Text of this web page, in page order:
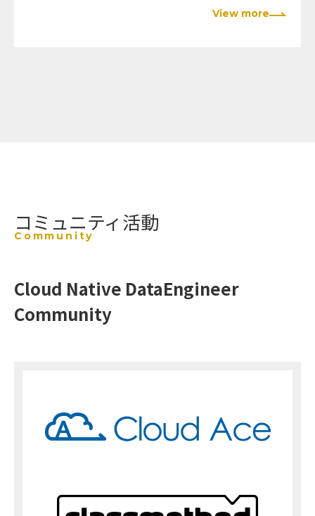
View more
コミュニティ活動
Community
Cloud Native DataEngineer
Community